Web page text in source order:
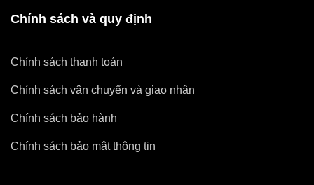
Chính sách và quy định
Chính sách thanh toán
Chính sách vận chuyển và giao nhận
Chính sách bảo hành
Chính sách bảo mật thông tin